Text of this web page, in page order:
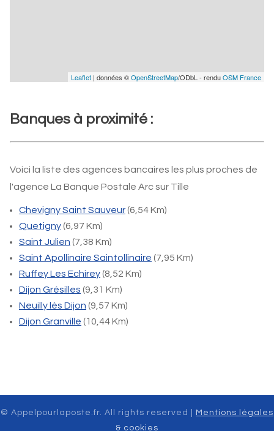
Leaflet | données ©OpenStreetMap/ODbL - renduOSM France
Banques à proximité :
Voici la liste des agences bancaires les plus proches de
l'agence La Banque Postale Arc sur Tille
Chevigny Saint Sauveur(6,54 Km)
Quetigny(6,97 Km)
Saint Julien (7,38 Km)
Saint Apollinaire Saintollinaire (7,95 Km)
Ruffey Les Echirey(8,52 Km)
Dijon Grésilles (9,31 Km)
Neuilly lès Dijon (9,57 Km)
Dijon Granville (10,44 Km)
© Appelpourlaposte.fr. All rights reserved |
Mentions légales
& cookies